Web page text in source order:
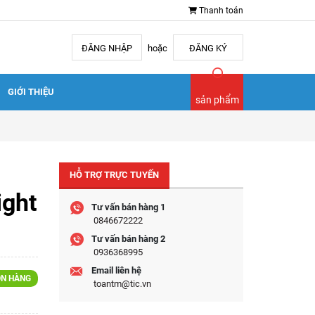
Thanh toán
ĐĂNG NHẬP hoặc ĐĂNG KÝ
GIỚI THIỆU
sản phẩm
HÀNG
HỖ TRỢ TRỰC TUYẾN
Tư vấn bán hàng 1
0846672222
Tư vấn bán hàng 2
0936368995
Email liên hệ
toantm@tic.vn